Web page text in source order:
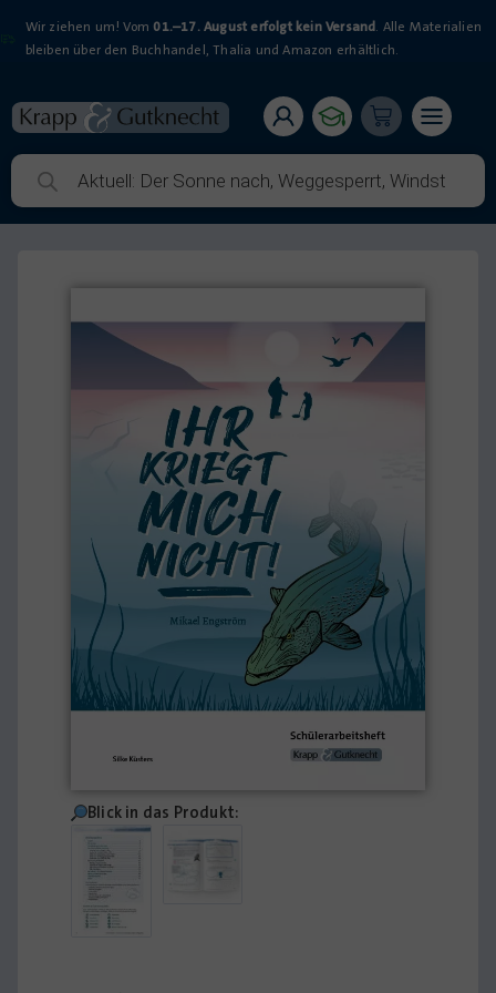
Wir ziehen um! Vom 01.–17. August erfolgt kein Versand. Alle Materialien
bleiben über den Buchhandel, Thalia und Amazon erhältlich.
Blick in das Produkt: